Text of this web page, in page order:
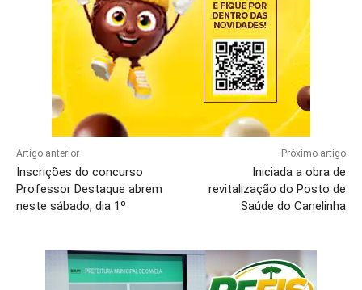
Artigo anterior
Inscrições do concurso
Professor Destaque abrem
neste sábado, dia 1º
Próximo artigo
Iniciada a obra de
revitalização do Posto de
Saúde do Canelinha